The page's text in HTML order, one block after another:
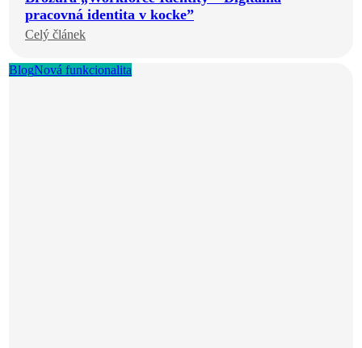
pracovná identita v kocke”
Celý článek
BlogNová funkcionalita